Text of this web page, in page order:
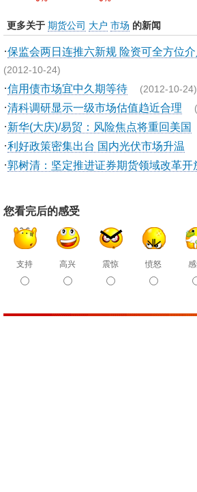
更多关于 期货公司 大户 市场 的新闻
·保监会两日连推六新规 险资可全方位
(2012-10-24)
·信用债市场宜中久期等待 (2012-10-24)
·清科调研显示一级市场估值趋近合理
·新华(大庆)/易贸：风险焦点将重回美国
·利好政策密集出台 国内光伏市场升温
·郭树清：坚定推进证券期货领域改革开
您看完后的感受
支持 高兴 震惊 愤怒